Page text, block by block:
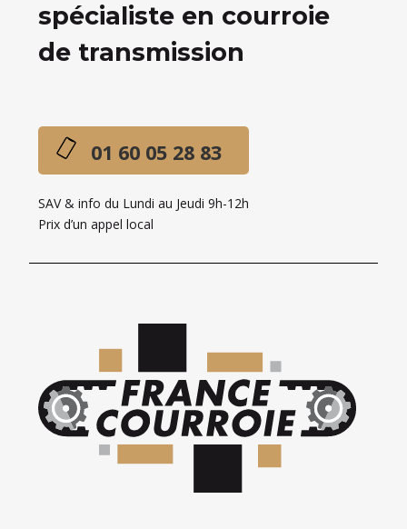
spécialiste en courroie
de transmission
01 60 05 28 83
SAV & info du Lundi au Jeudi 9h-12h
Prix d’un appel local